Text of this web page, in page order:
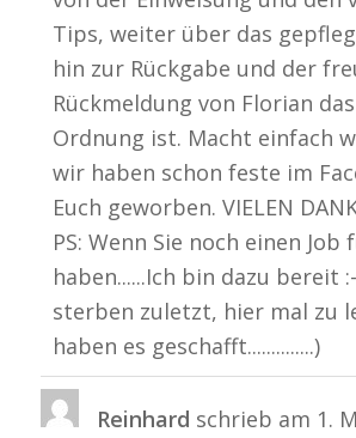
Tips, weiter über das
hin zur Rückgabe und der
Rückmeldung von Florian
Ordnung ist. Macht einfach
wir haben schon feste im
Euch geworben. VIELEN
PS: Wenn Sie noch einen Job
haben......Ich bin dazu bereit
sterben zuletzt, hier mal zu
haben es geschafft..............)
Reinhard schrieb am 1.